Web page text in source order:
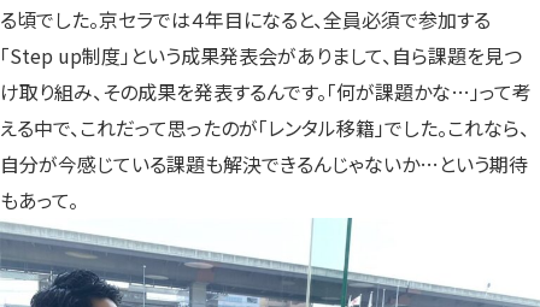
る頃でした。京セラでは４年目になると、全員必須で参加する
「Step up制度」という成果発表会がありまして、自ら課題を見つ
け取り組み、その成果を発表するんです。「何が課題かな…」って考
える中で、これだって思ったのが「レンタル移籍」でした。これなら、
自分が今感じている課題も解決できるんじゃないか…という期待
もあって。